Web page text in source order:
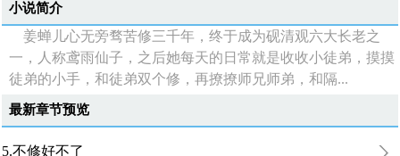
小说简介
姜蝉儿心无旁骛苦修三千年，终于成为砚清观六大长老之
一，人称鸢雨仙子，之后她每天的日常就是收收小徒弟，摸摸
徒弟的小手，和徒弟双个修，再撩撩师兄师弟，和隔...
最新章节预览
5.不修好不了